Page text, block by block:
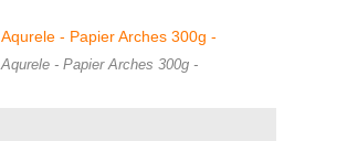
Aqurele - Papier Arches 300g -